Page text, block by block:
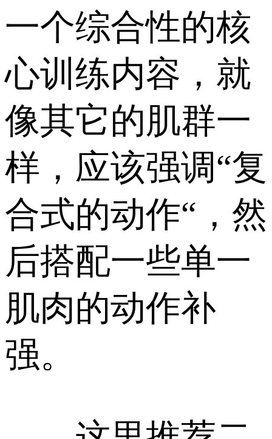
一个综合性的核
心训练内容，就
像其它的肌群一
样，应该强调“复
合式的动作“，然
后搭配一些单一
肌肉的动作补
强。